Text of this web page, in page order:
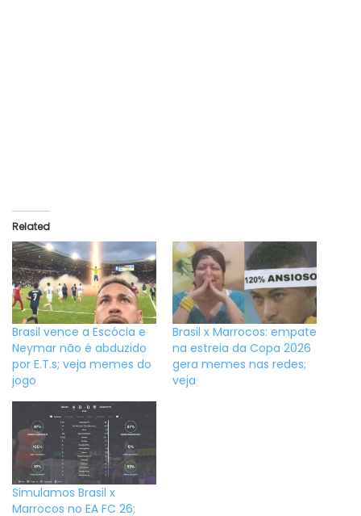
Related
Brasil vence a Escócia e
Neymar não é abduzido
por E.T.s; veja memes do
jogo
Brasil x Marrocos: empate
na estreia da Copa 2026
gera memes nas redes;
veja
Simulamos Brasil x
Marrocos no EA FC 26;